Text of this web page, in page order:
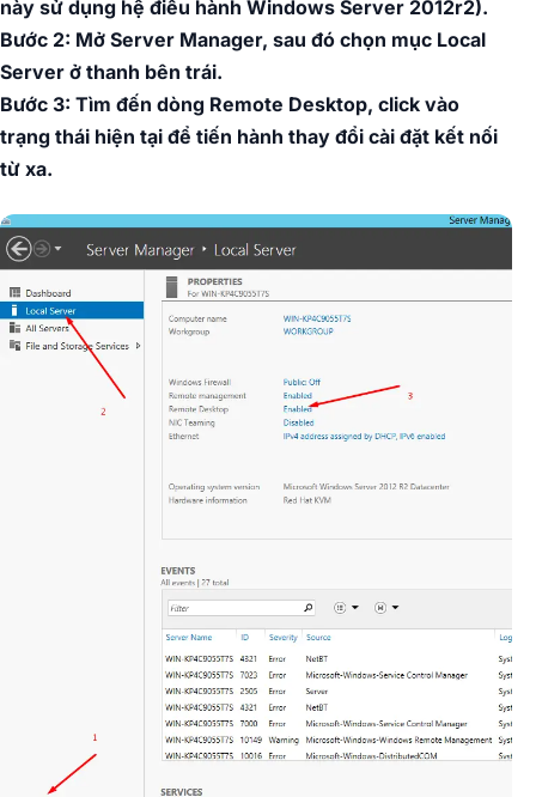
này sử dụng hệ điều hành Windows Server 2012r2).
Bước 2: Mở Server Manager, sau đó chọn mục Local
Server ở thanh bên trái.
Bước 3: Tìm đến dòng Remote Desktop, click vào
trạng thái hiện tại để tiến hành thay đổi cài đặt kết nối
từ xa.